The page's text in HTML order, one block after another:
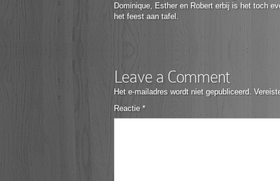
Dominique, Esther en Robert erbij is het toch
het feest aan tafel.
Leave a Comment
Het e-mailadres wordt niet gepubliceerd.
Reactie *